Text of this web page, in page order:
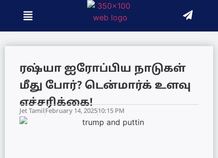
ரஷ்யா ஐரோப்பிய நாடுகள்
மீது போர்? டென்மார்க் உளவு
எச்சரிக்கை!
Jet TamilFebruary 14, 202510:15 PM